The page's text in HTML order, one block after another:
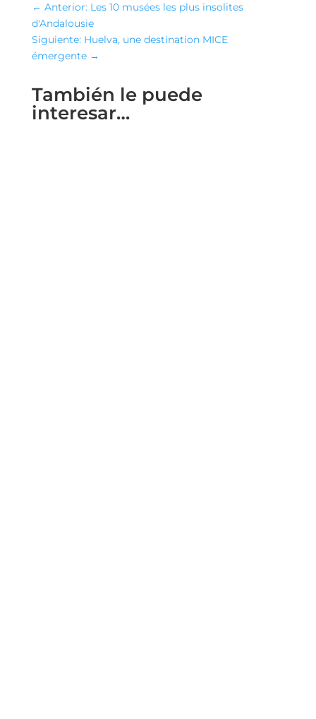
← Anterior: Les 10 musées les plus insolites
d'Andalousie
Siguiente: Huelva, une destination MICE
émergente→
También le puede
interesar…